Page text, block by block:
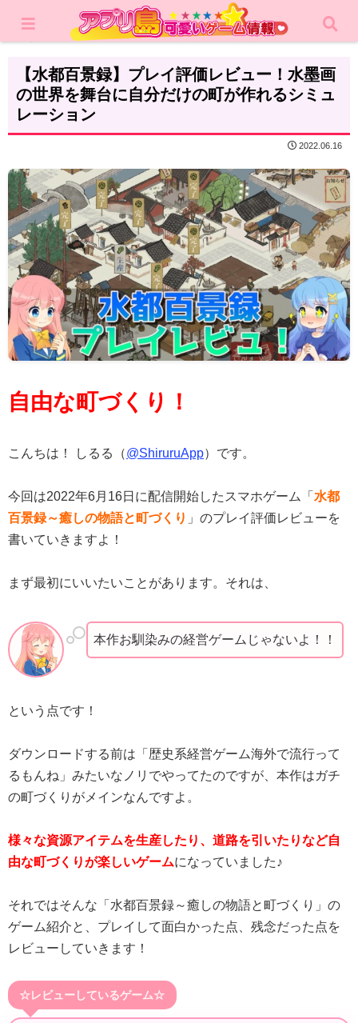
レビュー シミュレーション
【水都百景録】プレイ評価レビュー！水墨画
の世界を舞台に自分だけの町が作れるシミュ
レーション
2022.06.16
自由な町づくり！
こんちは！ しるる（@ShiruruApp）です。
今回は2022年6月16日に配信開始したスマホゲーム「 水都
百景録～癒しの物語と町づくり 」のプレイ評価レビューを
書いていきますよ！
まず最初にいいたいことがあります。それは、
本作お馴染みの経営ゲームじゃないよ！！
という点です！
ダウンロードする前は「歴史系経営ゲーム海外で流行って
るもんね」みたいなノリでやってたのですが、本作はガチ
の町づくりがメインなんですよ。
様々な資源アイテムを生産したり、道路を引いたりなど自
由な町づくりが楽しいゲームになっていました♪
それではそんな「水都百景録～癒しの物語と町づくり」の
ゲーム紹介と、プレイして面白かった点、残念だった点を
レビューしていきます！
☆レビューしているゲーム☆